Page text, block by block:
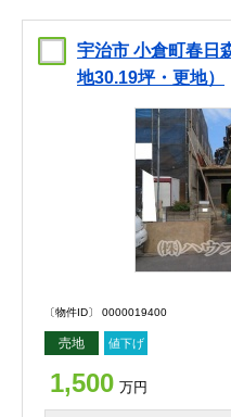
宇治市 小倉町春日
地30.19坪・更地）
〔物件ID〕 0000019400
売地 値下げ
1,500 万円